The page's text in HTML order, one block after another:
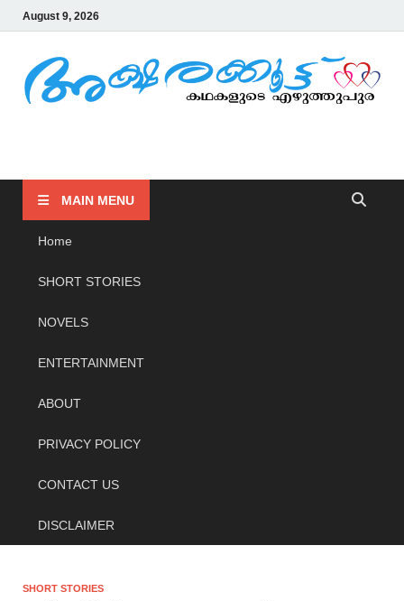
August 9, 2026
MAIN MENU
Home
SHORT STORIES
NOVELS
ENTERTAINMENT
ABOUT
PRIVACY POLICY
CONTACT US
DISCLAIMER
SHORT STORIES